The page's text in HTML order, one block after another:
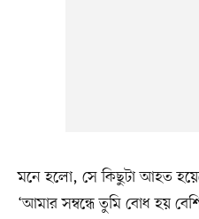
মনে হলো, সে কিছুটা আহত
‘আমার সম্বন্ধে তুমি বোধ হয়